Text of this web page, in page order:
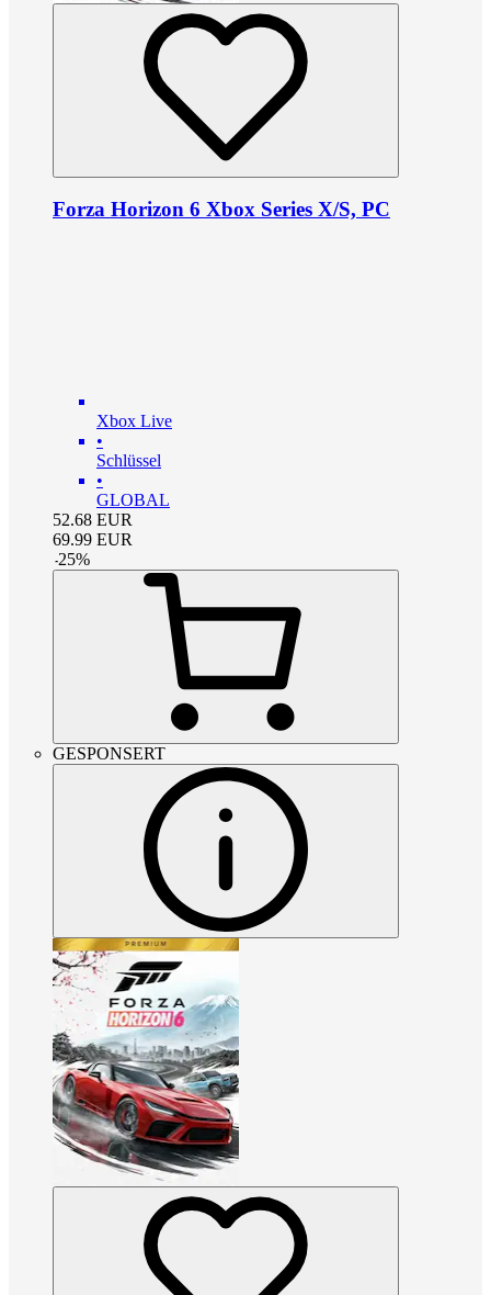
Forza Horizon 6 Xbox Series X/S, PC
Xbox Live
•
Schlüssel
•
GLOBAL
52.68 EUR
69.99 EUR
-25%
GESPONSERT